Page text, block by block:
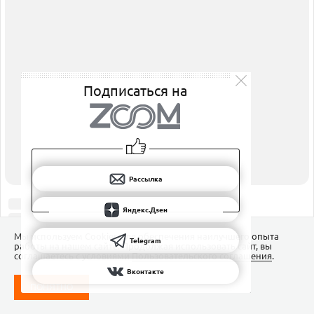
Подписаться на
Рассылка
Яндекс.Дзен
Telegram
Вконтакте
Мы используем Сookies для обеспечения наилучшего опыта
работы на нашем сайте. Продолжая использовать сайт, вы
соглашаетесь с условиямиПользовательского соглашения.
ПОНЯТНО